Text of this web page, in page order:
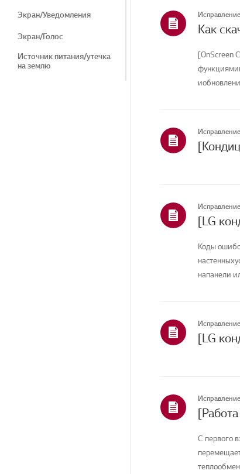
Экран/Уведомления
Экран/Голос
Источник питания/утечка
на землю
[OnScreen
[LG
Коды
напанели
С первого